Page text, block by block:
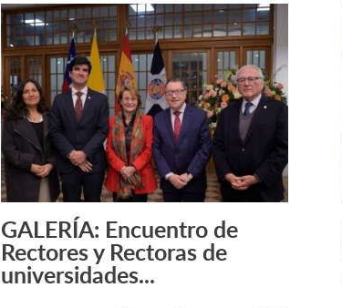
Leer más +
GALERÍA: Encuentro de
Rectores y Rectoras de
universidades...